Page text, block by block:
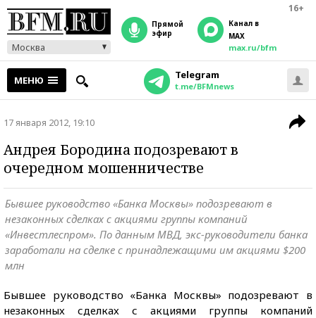
16+
Москва
прямой
эфир
Канал в
MAX
max.ru/bfm
МЕНЮ Telegram
t.me/BFMnews
17 января 2012, 19:10
Андрея Бородина подозревают в
очередном мошенничестве
Бывшее руководство «Банка Москвы» подозревают в
незаконных сделках с акциями группы компаний
«Инвестлеспром». По данным МВД, экс-руководители банка
заработали на сделке с принадлежащими им акциями $200
млн
Бывшее руководство «Банка Москвы» подозревают в
незаконных сделках с акциями группы компаний